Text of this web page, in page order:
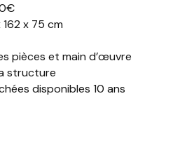
162 x 75 cm
pièces et main d’œuvre
structure
disponibles 10 ans